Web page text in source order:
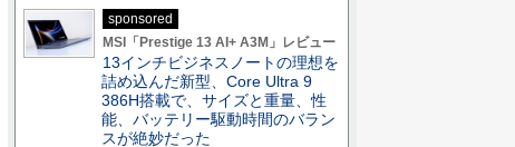
sponsored
MSI「Prestige 13 AI+ A3M」レビュー
13インチビジネスノートの理想を
詰め込んだ新型、Core Ultra 9
386H搭載で、サイズと重量、性
能、バッテリー駆動時間のバラン
スが絶妙だった